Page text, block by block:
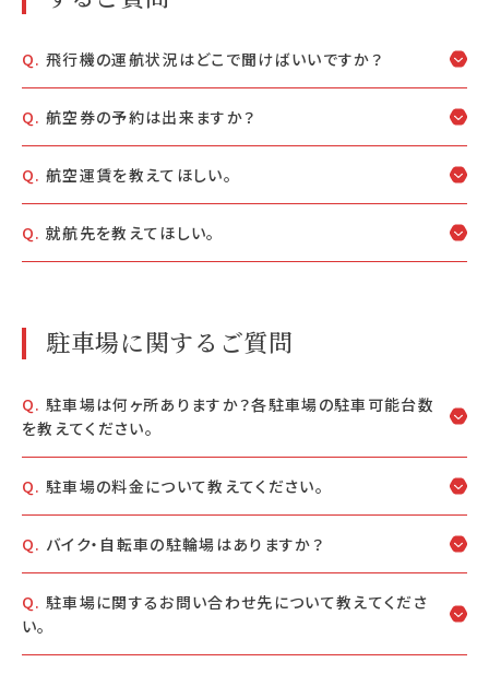
飛行機の運航状況はどこで聞けばいいですか？
航空券の予約は出来ますか？
航空運賃を教えてほしい。
就航先を教えてほしい。
駐車場に関するご質問
駐車場は何ヶ所ありますか？各駐車場の駐車可能台数
を教えてください。
駐車場の料金について教えてください。
バイク・自転車の駐輪場はありますか？
駐車場に関するお問い合わせ先について教えてくださ
い。